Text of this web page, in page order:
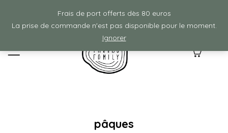
Frais de ports offerts à partir de 80€ d'achat :)
pâques
Frais de port offerts dès 80 euros
La prise de commande n'est pas disponible pour le moment.
Ignorer